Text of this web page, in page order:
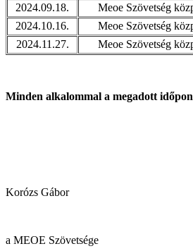
2024.09.18.
Meoe Szövetség
2024.10.16.
Meoe Szövetség
2024.11.27.
Meoe Szövetség
Minden alkalommal a megadott
Korózs Gábor
a MEOE Szövetsége